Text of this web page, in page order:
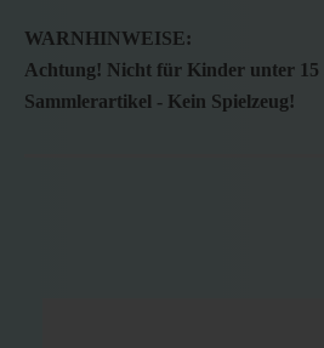
WARNHINWEISE:
Achtung! Nicht für Kinder unter 15
Sammlerartikel - Kein Spielzeug!